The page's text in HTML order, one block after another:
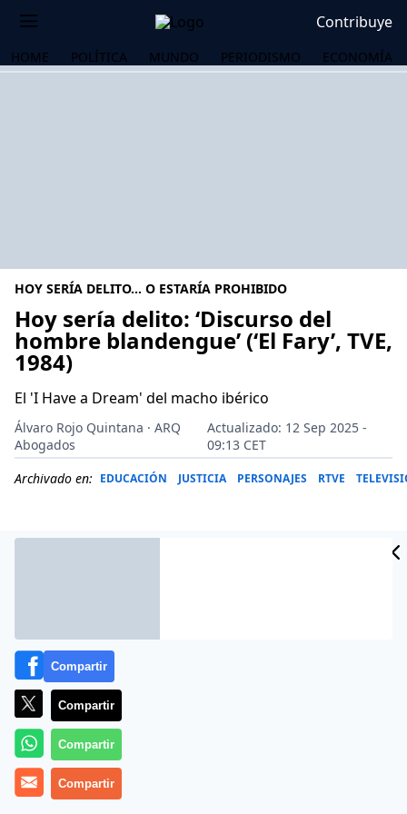
Contribuye
HOME POLÍTICA MUNDO PERIODISMO ECONOMÍA
HOY SERÍA DELITO... O ESTARÍA PROHIBIDO
Hoy sería delito: ‘Discurso del
hombre blandengue’ (‘El Fary’, TVE,
1984)
El 'I Have a Dream' del macho ibérico
Álvaro Rojo Quintana · ARQ
Abogados
Actualizado: 12 Sep 2025 -
09:13 CET
Archivado en: EDUCACIÓN JUSTICIA PERSONAJES RTVE
Más información
Compartir
Compartir
Compartir
Compartir